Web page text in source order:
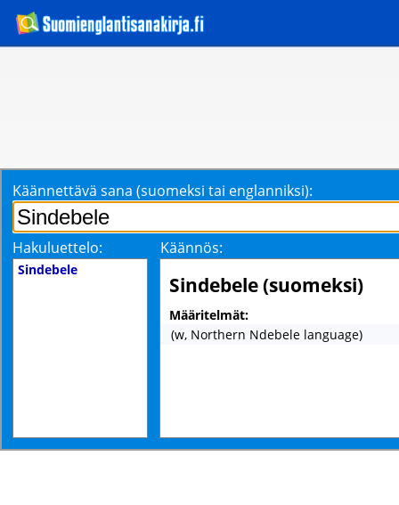
Käännettävä sana (suomeksi tai englanniksi):
Hakuluettelo: Käännös:
Sindebele
Sindebele (suomeksi)
Määritelmät:
(w, Northern Ndebele language)